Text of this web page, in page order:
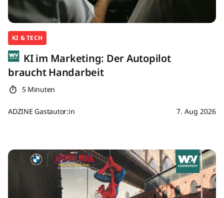
KI & TECH
KI im Marketing: Der Autopilot
braucht Handarbeit
5 Minuten
ADZINE Gastautor:in 7. Aug 2026